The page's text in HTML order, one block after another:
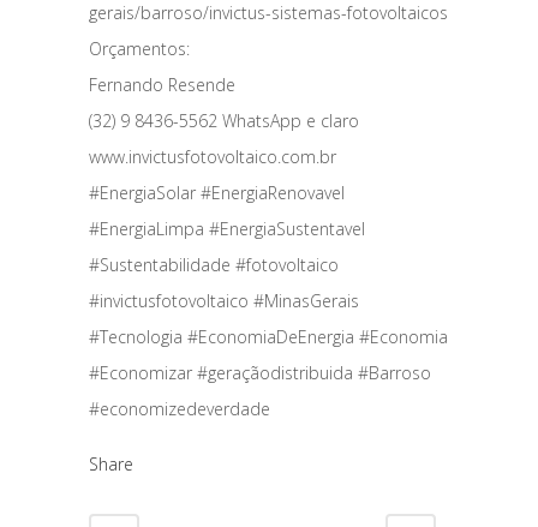
gerais/barroso/invictus-sistemas-fotovoltaicos
Orçamentos:
Fernando Resende
(32) 9 8436-5562 WhatsApp e claro
www.invictusfotovoltaico.com.br
#EnergiaSolar #EnergiaRenovavel
#EnergiaLimpa #EnergiaSustentavel
#Sustentabilidade #fotovoltaico
#invictusfotovoltaico #MinasGerais
#Tecnologia #EconomiaDeEnergia #Economia
#Economizar #geraçãodistribuida #Barroso
#economizedeverdade
Share